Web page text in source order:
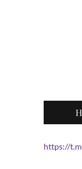
https://